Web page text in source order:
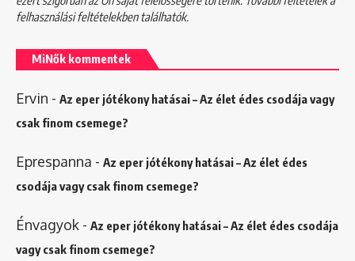
felhasználási feltételekbentalálhatók.
MiNők kommentek
Ervin - Az eper jótékony hatásai – Az élet édes csodája vagy
csak finom csemege?
Eprespanna - Az eper jótékony hatásai – Az élet édes
csodája vagy csak finom csemege?
Énvagyok - Az eper jótékony hatásai – Az élet édes csodája
vagy csak finom csemege?